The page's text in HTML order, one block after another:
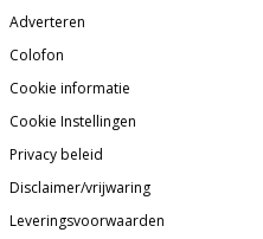
Adverteren
Colofon
Cookie informatie
Cookie Instellingen
Privacy beleid
Disclaimer/vrijwaring
Leveringsvoorwaarden